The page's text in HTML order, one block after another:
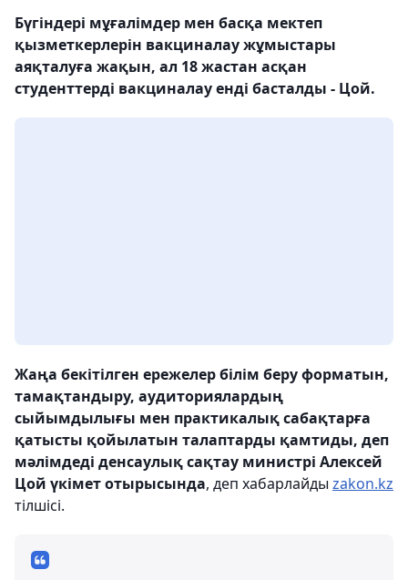
Бүгіндері мұғалімдер мен басқа мектеп
қызметкерлерін вакциналау жұмыстары
аяқталуға жақын, ал 18 жастан асқан
студенттерді вакциналау енді басталды - Цой.
Жаңа бекітілген ережелер білім беру форматын,
тамақтандыру, аудиториялардың
сыйымдылығы мен практикалық сабақтарға
қатысты қойылатын талаптарды қамтиды, деп
мәлімдеді денсаулық сақтау министрі Алексей
Цой үкімет отырысында, деп хабарлайды zakon.kz
тілшісі.